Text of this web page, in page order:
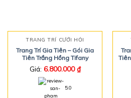
TRANG TRÍ CƯỚI HỎI
Trang Trí Gia Tiên – Gói Gia
Tiên Trắng Hồng Tifany
Giá: 6.800.000₫
5.0